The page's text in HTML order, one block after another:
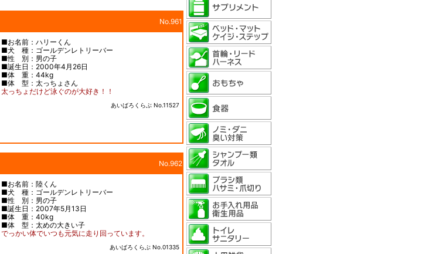
No.961
■お名前：ハリーくん
■犬 種：ゴールデンレトリーバー
■性 別：男の子
■誕生日：2000年4月26日
■体 重：44kg
■体 型：太っちょさん
太っちょだけど泳ぐのが大好き！！
あいばろくらぶ No.11527
No.962
■お名前：陸くん
■犬 種：ゴールデンレトリーバー
■性 別：男の子
■誕生日：2007年5月13日
■体 重：40kg
■体 型：太めの大きい子
でっかい体でいつも元気に走り回っています。
あいばろくらぶ No.01335